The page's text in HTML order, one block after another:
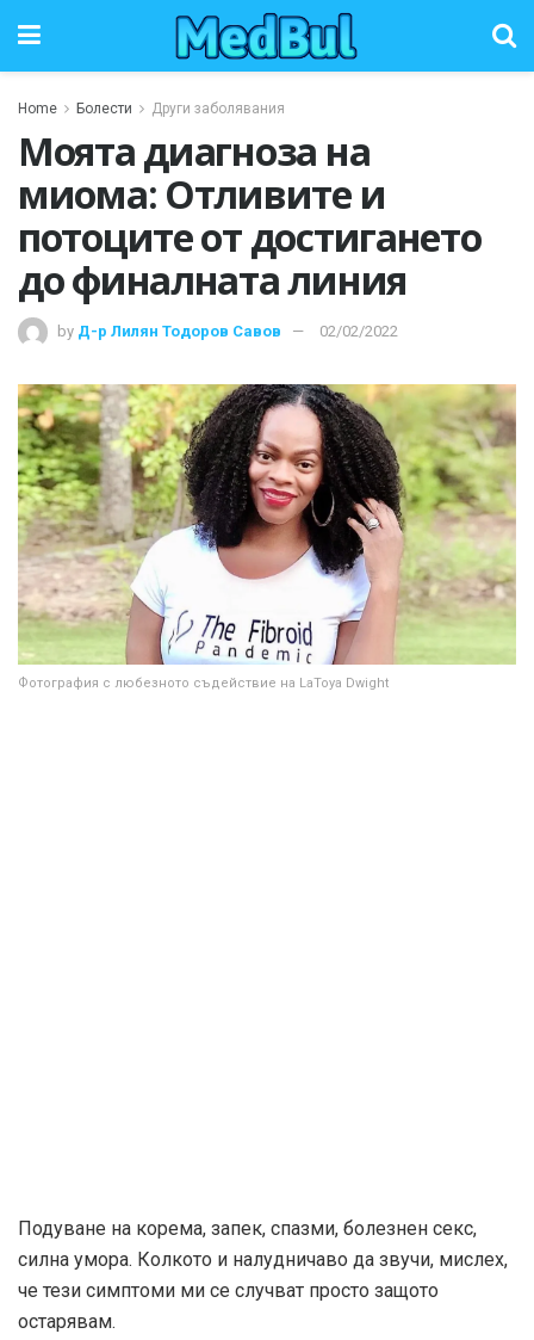
Home Болести Други заболявания
Моята диагноза на
миома: Отливите и
потоците от достигането
до финалната линия
by Д-р Лилян Тодоров Савов 02/02/2022
Фотография с любезното съдействие на LaToya Dwight
Подуване на корема, запек, спазми, болезнен секс,
силна умора. Колкото и налудничаво да звучи, мислех,
че тези симптоми ми се случват просто защото
остарявам.